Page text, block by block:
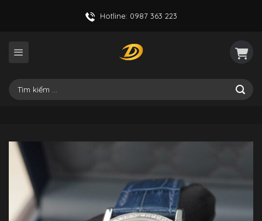
Hotline: 0987 363 223
Tìm
kiếm: